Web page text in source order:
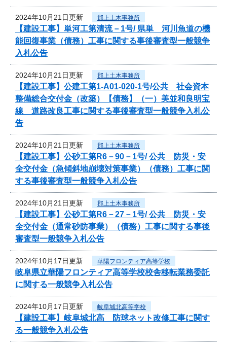
2024年10月21日更新 郡上土木事務所
【建設工事】単河工第清流－1号/ 県単 河川魚道の機
能回復事業（債務）工事に関する事後審査型一般競争
入札公告
2024年10月21日更新 郡上土木事務所
【建設工事】公建工第1-A01-020-1号/公共 社会資本
整備総合交付金（改築）【債務】（一）美並和良明宝
線 道路改良工事に関する事後審査型一般競争入札公
告
2024年10月21日更新 郡上土木事務所
【建設工事】公砂工第R6－90－1号/ 公共 防災・安
全交付金（急傾斜地崩壊対策事業）（債務）工事に関
する事後審査型一般競争入札公告
2024年10月21日更新 郡上土木事務所
【建設工事】公砂工第R6－27－1号/ 公共 防災・安
全交付金（通常砂防事業）（債務）工事に関する事後
審査型一般競争入札公告
2024年10月17日更新 華陽フロンティア高等学校
岐阜県立華陽フロンティア高等学校校舎移転業務委託
に関する一般競争入札公告
2024年10月17日更新 岐阜城北高等学校
【建設工事】岐阜城北高 防球ネット改修工事に関す
る一般競争入札公告